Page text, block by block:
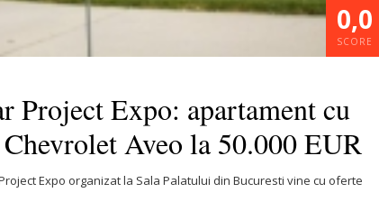
0,0
SCORE
Project Expo: apartament cu
Aveo la 50.000 EUR
Expo organizat la Sala Palatului din Bucuresti vine cu oferte